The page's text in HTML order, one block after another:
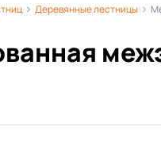
Деревянные лестницы